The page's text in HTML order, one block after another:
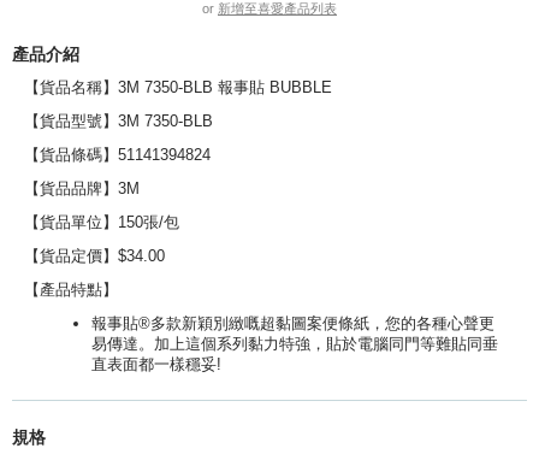
or 新增至喜愛產品列表
產品介紹
【貨品名稱】3M 7350-BLB 報事貼 BUBBLE
【貨品型號】3M 7350-BLB
【貨品條碼】51141394824
【貨品品牌】3M
【貨品單位】150張/包
【貨品定價】$34.00
【產品特點】
報事貼®多款新穎別緻嘅超黏圖案便條紙，您的各種心聲更
易傳達。加上這個系列黏力特強，貼於電腦同門等難貼同垂
直表面都一樣穩妥!
規格